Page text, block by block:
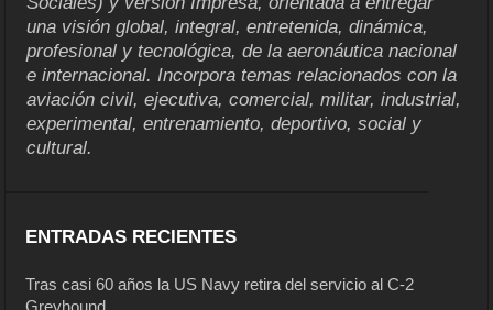
una visión global, integral, entretenida, dinámica,
profesional y tecnológica, de la aeronáutica nacional
e internacional. Incorpora temas relacionados con la
aviación civil, ejecutiva, comercial, militar, industrial,
experimental, entrenamiento, deportivo, social y
cultural.
ENTRADAS RECIENTES
Tras casi 60 años la US Navy retira del servicio al C-2